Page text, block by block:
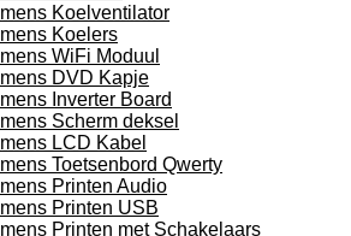
Koelventilator
Koelers
WiFi Moduul
DVD Kapje
Inverter Board
Scherm deksel
LCD Kabel
Toetsenbord Qwerty
Printen Audio
Printen USB
Printen met Schakelaars